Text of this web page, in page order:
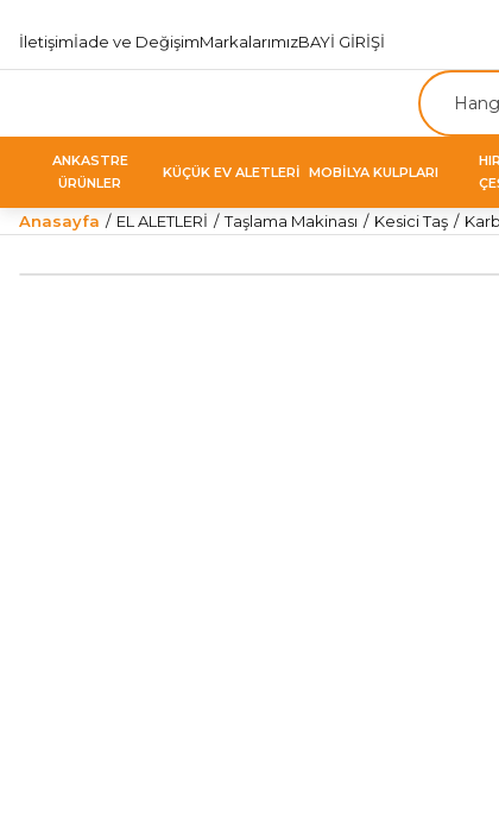
İletişimİade ve DeğişimMarkalarımızBAYİ GİRİŞİ
ANKASTRE
ÜRÜNLER
KÜÇÜK EV ALETLERİ MOBİLYA KULPLARI
Anasayfa EL ALETLERİ Taşlama Makinası Kesici Taş